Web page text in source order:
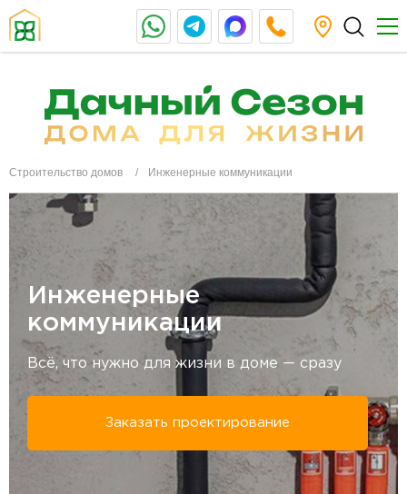
Строительство домов Инженерные коммуникации
Инженерные
коммуникации
Всё, что нужно для жизни в доме — сразу
Заказать проектирование